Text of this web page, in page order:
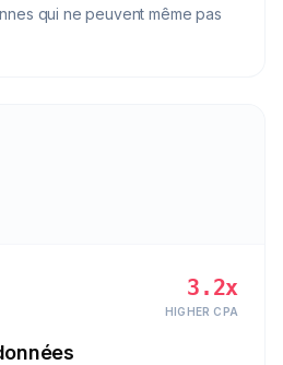
qui ne peuvent même pas
3.2x
HIGHER CPA